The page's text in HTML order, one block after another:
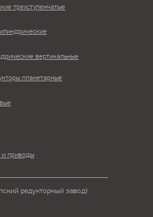
трехступенчатые
вертикальные
планетарные
и приводы
редукторный завод)